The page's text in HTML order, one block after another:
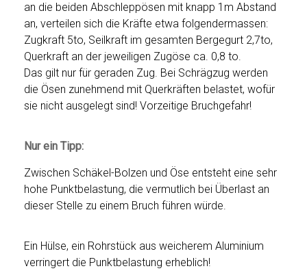
an die beiden Abschleppösen mit knapp 1m Abstand
an, verteilen sich die Kräfte etwa folgendermassen:
Zugkraft 5to, Seilkraft im gesamten Bergegurt 2,7to,
Querkraft an der jeweiligen Zugöse ca. 0,8 to.
Das gilt nur für geraden Zug. Bei Schrägzug werden
die Ösen zunehmend mit Querkräften belastet, wofür
sie nicht ausgelegt sind! Vorzeitige Bruchgefahr!
Nur ein Tipp:
Zwischen Schäkel-Bolzen und Öse entsteht eine sehr
hohe Punktbelastung, die vermutlich bei Überlast an
dieser Stelle zu einem Bruch führen würde.
Ein Hülse, ein Rohrstück aus weicherem Aluminium
verringert die Punktbelastung erheblich!